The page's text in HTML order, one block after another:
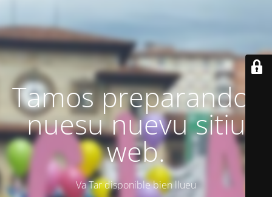
Tamos preparando'l
nuesu nuevu sitiu
web.
Va Tar disponible bien llueu